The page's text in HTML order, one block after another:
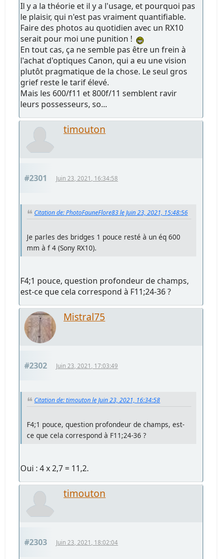
Il y a la théorie et il y a l'usage, et pourquoi pas
le plaisir, qui n'est pas vraiment quantifiable.
Faire des photos au quotidien avec un RX10
serait pour moi une punition !
En tout cas, ça ne semble pas être un frein à
l'achat d'optiques Canon, qui a eu une vision
plutôt pragmatique de la chose. Le seul gros
grief reste le tarif élevé.
Mais les 600/f11 et 800f/11 semblent ravir
leurs possesseurs, so...
timouton
#2301 Juin 23, 2021, 16:34:58
Citation de: PhotoFauneFlore83 le Juin 23, 2021, 15:48:56
Je parles des bridges 1 pouce resté à un éq 600
mm à f 4 (Sony RX10).
F4;1 pouce, question profondeur de champs,
est-ce que cela correspond à F11;24-36 ?
Mistral75
#2302 Juin 23, 2021, 17:03:49
Citation de: timouton le Juin 23, 2021, 16:34:58
F4;1 pouce, question profondeur de champs, est-
ce que cela correspond à F11;24-36 ?
Oui : 4 x 2,7 = 11,2.
timouton
#2303 Juin 23, 2021, 18:02:04